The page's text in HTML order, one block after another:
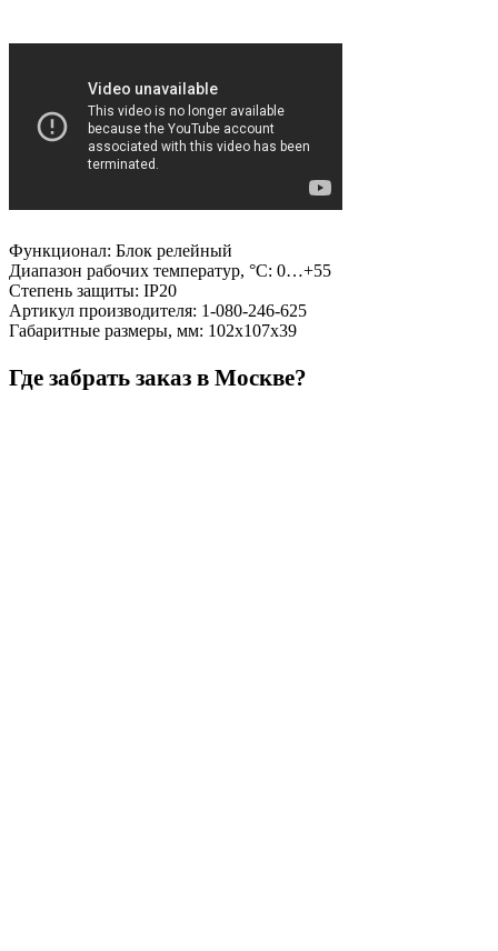
Функционал: Блок релейный
Диапазон рабочих температур, °С: 0…+55
Степень защиты: IP20
Артикул производителя: 1-080-246-625
Габаритные размеры, мм: 102х107х39
Где забрать заказ в Москве?